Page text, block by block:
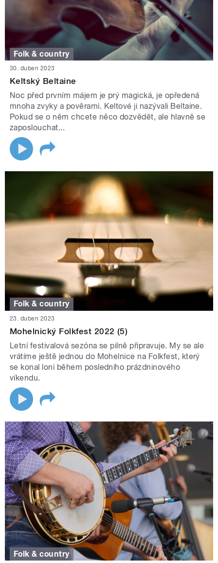
Folk & country
30. duben 2023
Keltský Beltaine
Noc před prvním májem je prý magická, je opředená
mnoha zvyky a pověrami. Keltové ji nazývali Beltaine.
Pokud se o něm chcete něco dozvědět, ale hlavně se
zaposlouchat...
Folk & country
23. duben 2023
Mohelnický Folkfest 2022 (5)
Letní festivalová sezóna se pilně připravuje. My se ale
vrátíme ještě jednou do Mohelnice na Folkfest, který
se konal loni během posledního prázdninového
víkendu.
Folk & country